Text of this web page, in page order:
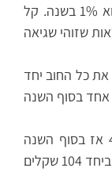
להלוואה צמודה בריבית 3% אם המדד הוא 1% בשנה. קל
את כל החוב יחד
אם לקחנו הלוואה לא צמודה בריבית 4% אז בסוף השנה